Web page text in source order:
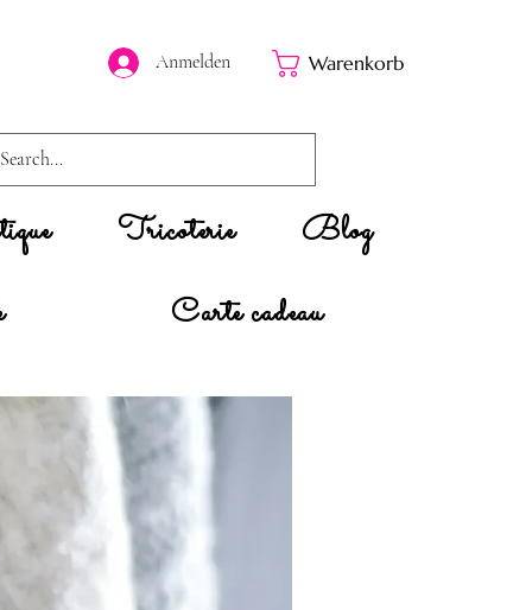
Anmelden Warenkorb
Tricoterie
Blog
Carte cadeau